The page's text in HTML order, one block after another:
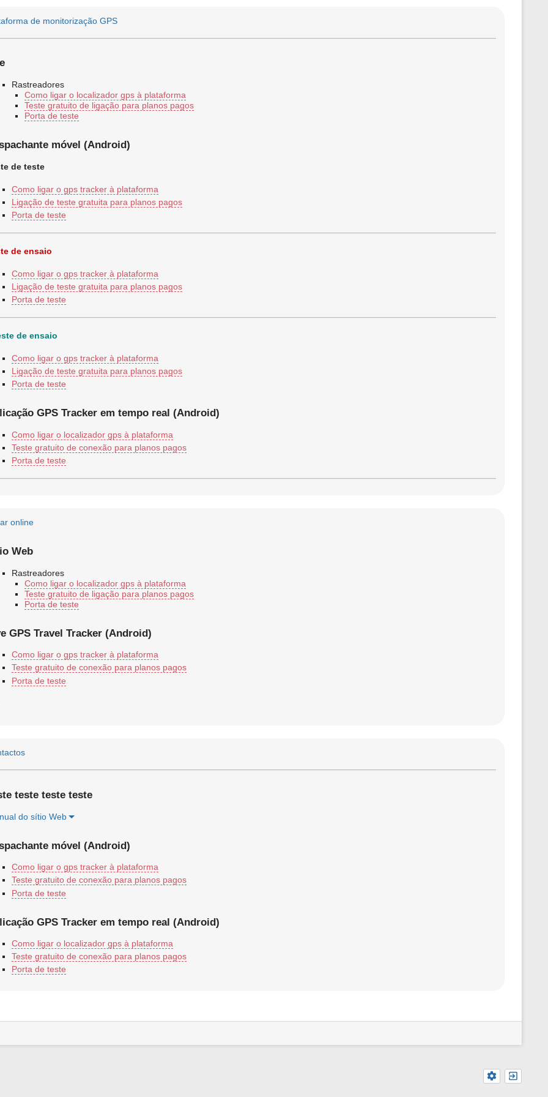
de monitorização GPS
Rastreadores
Como ligar o localizador gps à plataforma
Teste gratuito de ligação para planos pagos
Porta de teste
móvel (Android)
de teste
Como ligar o gps tracker à plataforma
Ligação de teste gratuita para planos pagos
Porta de teste
de ensaio
Como ligar o gps tracker à plataforma
Ligação de teste gratuita para planos pagos
Porta de teste
de ensaio
Como ligar o gps tracker à plataforma
Ligação de teste gratuita para planos pagos
Porta de teste
GPS Tracker em tempo real (Android)
Como ligar o localizador gps à plataforma
Teste gratuito de conexão para planos pagos
Porta de teste
online
Web
Rastreadores
Como ligar o localizador gps à plataforma
Teste gratuito de ligação para planos pagos
Porta de teste
GPS Travel Tracker (Android)
Como ligar o gps tracker à plataforma
Teste gratuito de conexão para planos pagos
Porta de teste
teste teste teste
do sítio Web
móvel (Android)
Como ligar o gps tracker à plataforma
Teste gratuito de conexão para planos pagos
Porta de teste
GPS Tracker em tempo real (Android)
Como ligar o localizador gps à plataforma
Teste gratuito de conexão para planos pagos
Porta de teste